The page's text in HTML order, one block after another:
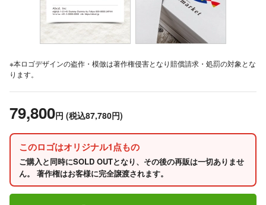
※本ロゴデザインの盗作・模倣は著作権侵害となり賠償請求・処罰の対象とな
ります。
79,800円 (税込87,780円)
このロゴはオリジナル1点もの
ご購入と同時にSOLD OUTとなり、その後の再販は一切ありませ
ん。 著作権はお客様に完全譲渡されます。